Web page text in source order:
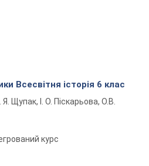
Всесвітня історія 6 клас
І. Я. Щупак, І. О. Піскарьова, О.В.
курс